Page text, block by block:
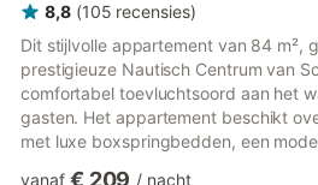
8,8 (105 recensies)
Dit stijlvolle appartement van 84 m²,
prestigieuze Nautisch Centrum van
comfortabel toevluchtsoord aan het
gasten. Het appartement beschikt
met luxe boxspringbedden, een
vanaf € 209 / nacht